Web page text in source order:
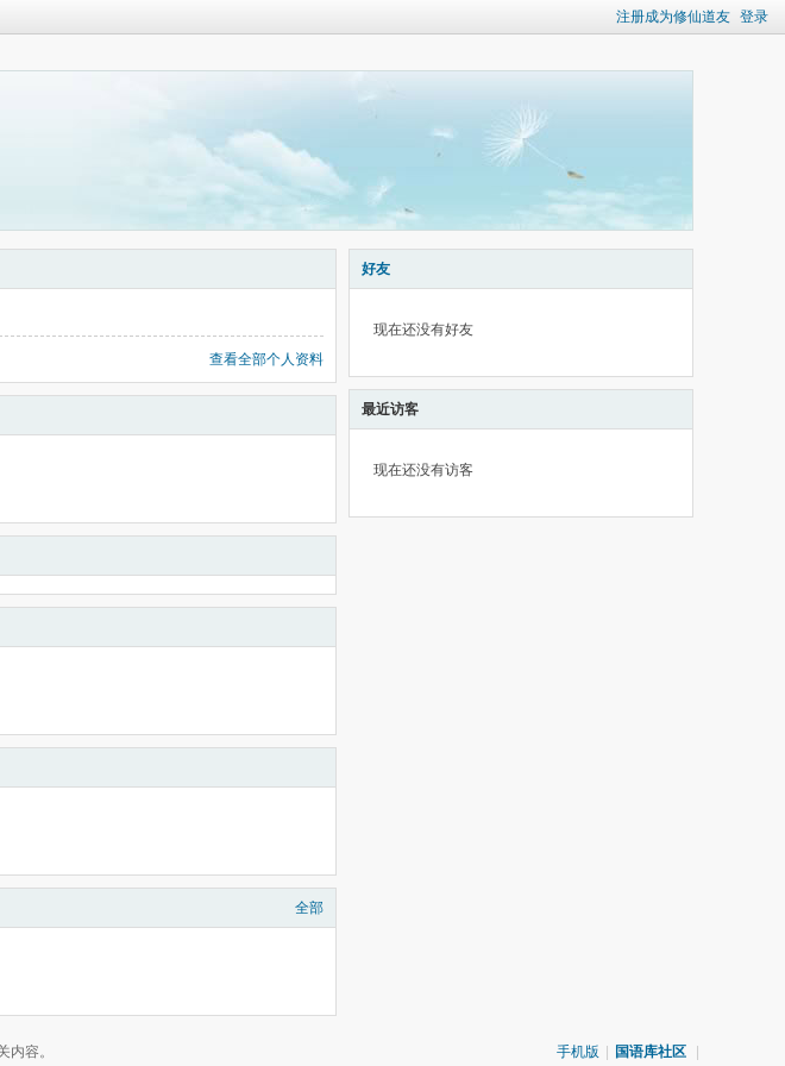
注册成为修仙道友 登录
查看全部个人资料
全部
好友
现在还没有好友
最近访客
现在还没有访客
手机版 国语库社区
容。